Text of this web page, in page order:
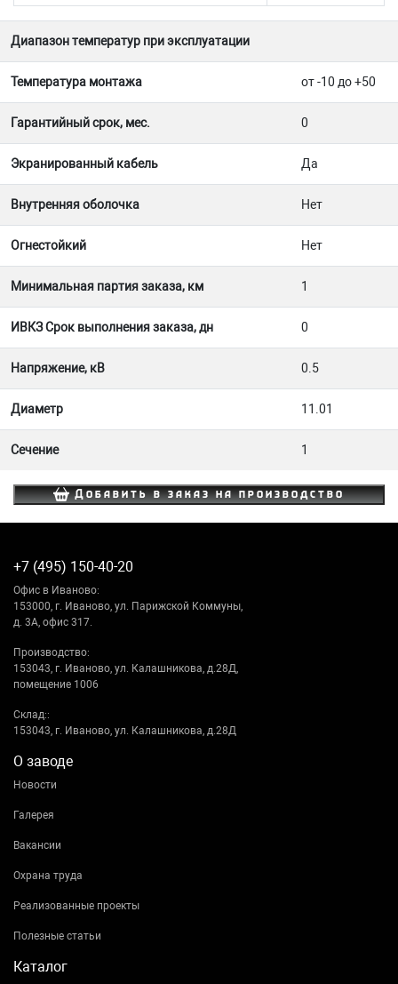
Диапазон температур при эксплуатации
Температура монтажа от -10 до +50
Гарантийный срок, мес. 0
Экранированный кабель Да
Внутренняя оболочка Нет
Огнестойкий Нет
Минимальная партия заказа, км 1
ИВКЗ Срок выполнения заказа, дн 0
Напряжение, кВ 0.5
Диаметр 11.01
Сечение 1
Добавить в заказ на производство
+7 (495) 150-40-20
Офис в Иваново:
153000, г. Иваново, ул. Парижской Коммуны,
д. 3А, офис 317.
Производство:
153043, г. Иваново, ул. Калашникова, д.28Д,
помещение 1006
Склад::
153043, г. Иваново, ул. Калашникова, д.28Д
О заводе
Новости
Галерея
Вакансии
Охрана труда
Реализованные проекты
Полезные статьи
Каталог